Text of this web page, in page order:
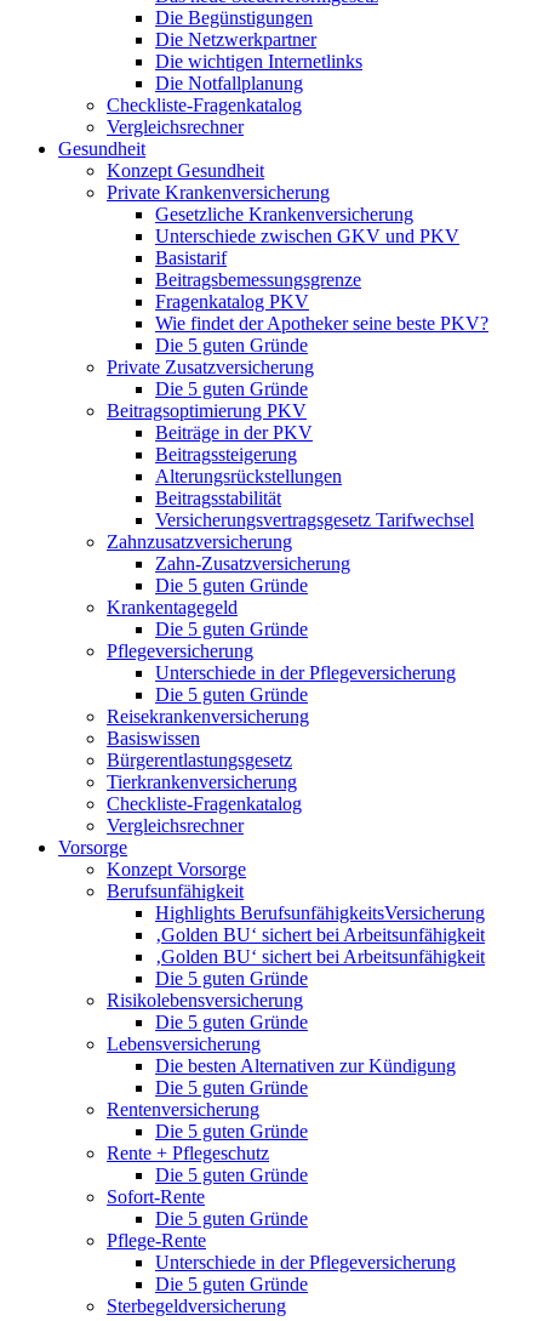
Die Begünstigungen
Die Netzwerkpartner
Die wichtigen Internetlinks
Die Notfallplanung
Checkliste-Fragenkatalog
Vergleichsrechner
Gesundheit
Konzept Gesundheit
Private Krankenversicherung
Gesetzliche Krankenversicherung
Unterschiede zwischen GKV und PKV
Basistarif
Beitragsbemessungsgrenze
Fragenkatalog PKV
Wie findet der Apotheker seine beste PKV?
Die 5 guten Gründe
Private Zusatzversicherung
Die 5 guten Gründe
Beitragsoptimierung PKV
Beiträge in der PKV
Beitragssteigerung
Alterungsrückstellungen
Beitragsstabilität
Versicherungsvertragsgesetz Tarifwechsel
Zahnzusatzversicherung
Zahn-Zusatzversicherung
Die 5 guten Gründe
Krankentagegeld
Die 5 guten Gründe
Pflegeversicherung
Unterschiede in der Pflegeversicherung
Die 5 guten Gründe
Reisekrankenversicherung
Basiswissen
Bürgerentlastungsgesetz
Tierkrankenversicherung
Checkliste-Fragenkatalog
Vergleichsrechner
Vorsorge
Konzept Vorsorge
Berufsunfähigkeit
Highlights BerufsunfähigkeitsVersicherung
‚Golden BU‘ sichert bei Arbeitsunfähigkeit
‚Golden BU‘ sichert bei Arbeitsunfähigkeit
Die 5 guten Gründe
Risikolebensversicherung
Die 5 guten Gründe
Lebensversicherung
Die besten Alternativen zur Kündigung
Die 5 guten Gründe
Rentenversicherung
Die 5 guten Gründe
Rente + Pflegeschutz
Die 5 guten Gründe
Sofort-Rente
Die 5 guten Gründe
Pflege-Rente
Unterschiede in der Pflegeversicherung
Die 5 guten Gründe
Sterbegeldversicherung